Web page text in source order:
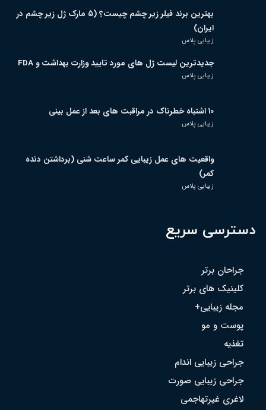
بهترین برند فیلر زیر چشم چیست؟ (۵ مارک ژل زیر چشم در
ایران)
زیبایی پلاس
جدیدترین لیست ژل های مورد تایید وزارت بهداشت و FDA
زیبایی پلاس
۱۰ اشتباه خطرناک در مراقبت های بعد از عمل بینی
زیبایی پلاس
واقعیت های عمل زیبایی کمر ساعت شنی (برداشتن دنده
کمر)
زیبایی پلاس
دسترسی سریع
جراحان برتر
کلینیک های برتر
مجله زیبایی+
پوست و مو
تغذیه
جراحی زیبایی اندام
جراحی زیبایی صورت
لاغری غیرتهاجمی